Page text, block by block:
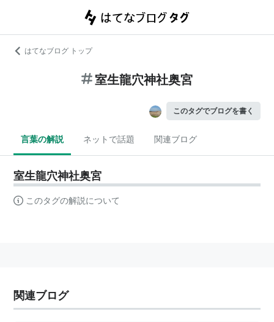
はてなブログ トップ
室生龍穴神社奥宮
このタグでブログを書く
言葉の解説 ネットで話題 関連ブログ
室生龍穴神社奥宮
このタグの解説について
関連ブログ